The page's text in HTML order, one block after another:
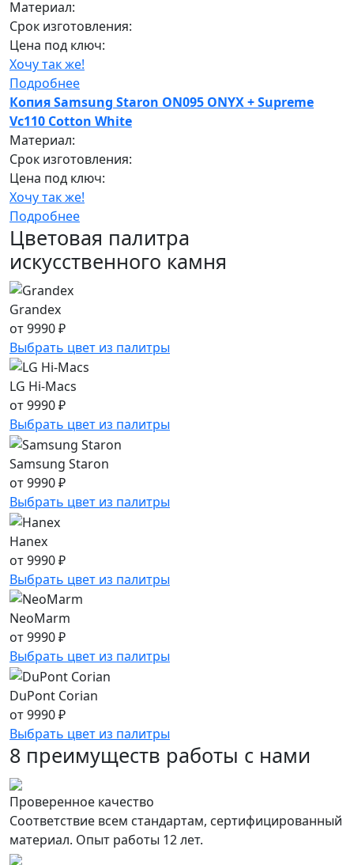
Материал:
Срок изготовления:
Цена под ключ:
Хочу так же!
Подробнее
Копия Samsung Staron ON095 ONYX + Supreme
Vc110 Cotton White
Материал:
Срок изготовления:
Цена под ключ:
Хочу так же!
Подробнее
Цветовая палитра
искусственного камня
Grandex
от 9990 ₽
Выбрать цвет из палитры
LG Hi-Macs
от 9990 ₽
Выбрать цвет из палитры
Samsung Staron
от 9990 ₽
Выбрать цвет из палитры
Hanex
от 9990 ₽
Выбрать цвет из палитры
NeoMarm
от 9990 ₽
Выбрать цвет из палитры
DuPont Corian
от 9990 ₽
Выбрать цвет из палитры
8 преимуществ работы с нами
Проверенное качество
Соответствие всем стандартам, сертифицированный
материал. Опыт работы 12 лет.